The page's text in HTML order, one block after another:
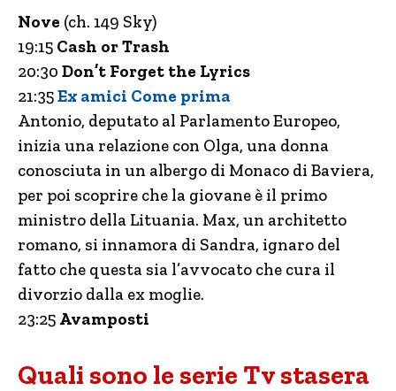
Nove (ch. 149 Sky)
19:15 Cash or Trash
20:30 Don’t Forget the Lyrics
21:35Ex amici Come prima
Antonio, deputato al Parlamento Europeo,
inizia una relazione con Olga, una donna
conosciuta in un albergo di Monaco di Baviera,
per poi scoprire che la giovane è il primo
ministro della Lituania. Max, un architetto
romano, si innamora di Sandra, ignaro del
fatto che questa sia l’avvocato che cura il
divorzio dalla ex moglie.
23:25 Avamposti
Quali sono le serie Tv stasera